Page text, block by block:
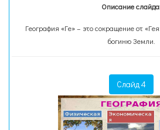
Описание
География «Ге» – это сокращение от
богиню Земли.
Слайд 4